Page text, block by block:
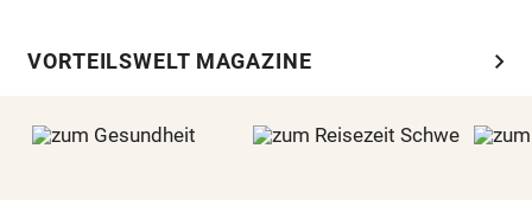
VORTEILSWELT MAGAZINE chevron_right